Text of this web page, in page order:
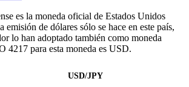
es la moneda oficial de Estados Unidos
de dólares sólo se hace en este país,
lo han adoptado también como moneda
4217 para esta moneda es USD.
USD/JPY